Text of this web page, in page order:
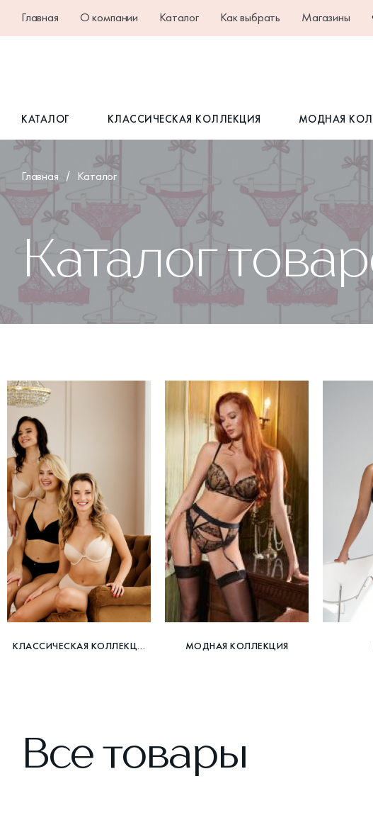
Главная О компании Каталог Как выбрать Магазины
КАТАЛОГ КЛАССИЧЕСКАЯ КОЛЛЕКЦИЯ МОДНАЯ
Главная Каталог
Каталог
КЛАССИЧЕСКАЯ КОЛЛЕКЦИЯ МОДНАЯ КОЛЛЕКЦИЯ
Все товары